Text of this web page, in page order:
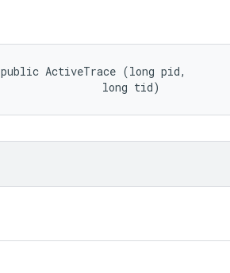
public ActiveTrace (long pid,
                long tid)